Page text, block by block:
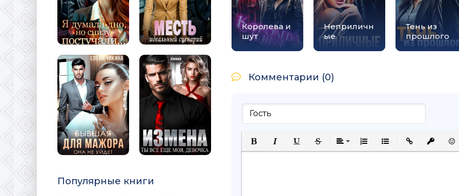
Популярные книги
Королева и
шут
Неприличн
ые
Тень из
прошлого
Комментарии (0)
Полужирный
КурсивПодчеркнутый
ЗачеркнутыйВыравнивание
Нумерованный список
Маркированный
Вставить